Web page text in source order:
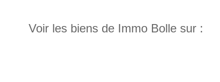
Voir les biens de Immo Bolle sur :